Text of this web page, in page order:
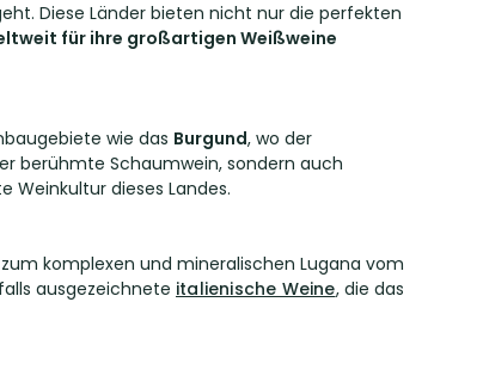
Diese Länder bieten nicht nur die perfekten
für ihre großartigen Weißweine
wie das Burgund, wo der
berühmte Schaumwein, sondern auch
Weinkultur dieses Landes.
komplexen und mineralischen Lugana vom
ausgezeichnete italienische Weine, die das